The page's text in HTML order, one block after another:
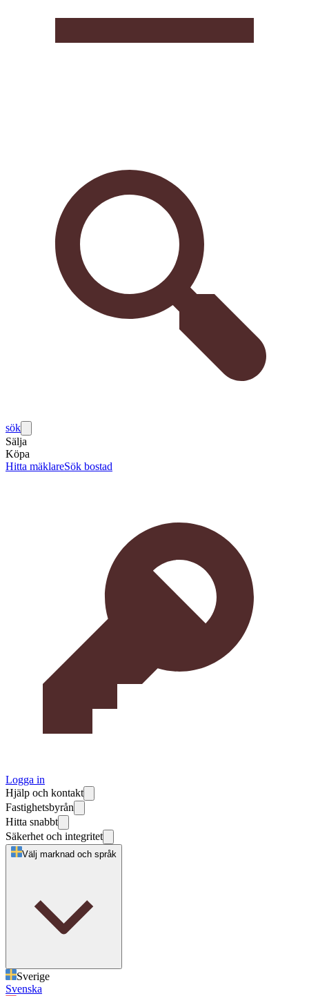
sök
Sälja
Köpa
Hitta mäklareSök bostad
Logga in
Hjälp och kontakt
Fastighetsbyrån
Hitta snabbt
Säkerhet och integritet
Välj marknad och språk
Sverige
Svenska